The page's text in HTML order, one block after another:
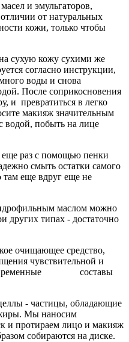
и эмульгаторов,
от натуральных
кожи, только чтобы
сухую кожу сухими же
согласно инструкции,
воды и снова
После соприкосновения
и превратиться в легко
макияж значительным
водой, побыть на лице
раз с помощью пенки
смыть остатки самого
там еще вдруг еще не
маслом можно
других типах - достаточно
очищающее средство,
чувствительной и
современные составы
- частицы, обладающие
жиры. Мы наносим
и протираем лицо и макияж
собираются на диске.